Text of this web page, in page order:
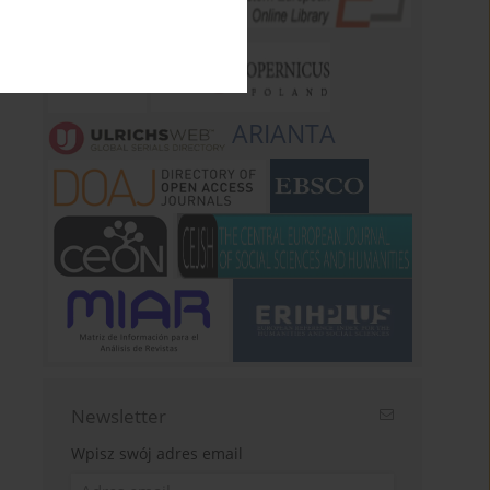
ARIANTA
Newsletter
Wpisz swój adres email